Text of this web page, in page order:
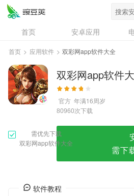
双彩网app软件大全
首页 安卓应用
资讯
专题
问答
首页 > 应用软件 > 双彩网app软件大全
双彩网app软件
官方 年满16周岁
80960次下载
需优先下载
双彩网app软件大全
需下
软件教程